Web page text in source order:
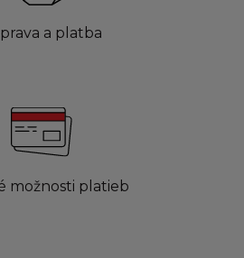
a platba
možnosti platieb